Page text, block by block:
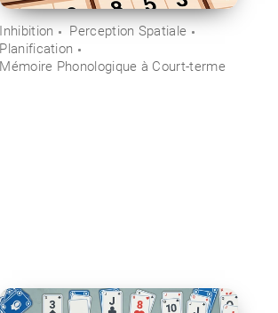
Inhibition
Perception Spatiale
Planification
Mémoire Phonologique à Court-terme